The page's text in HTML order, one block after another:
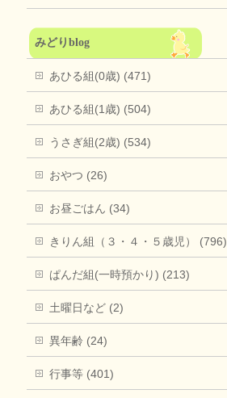
みどりblog
あひる組(0歳) (471)
あひる組(1歳) (504)
うさぎ組(2歳) (534)
おやつ (26)
お昼ごはん (34)
きりん組（３・４・５歳児） (796)
ぱんだ組(一時預かり) (213)
土曜日など (2)
異年齢 (24)
行事等 (401)